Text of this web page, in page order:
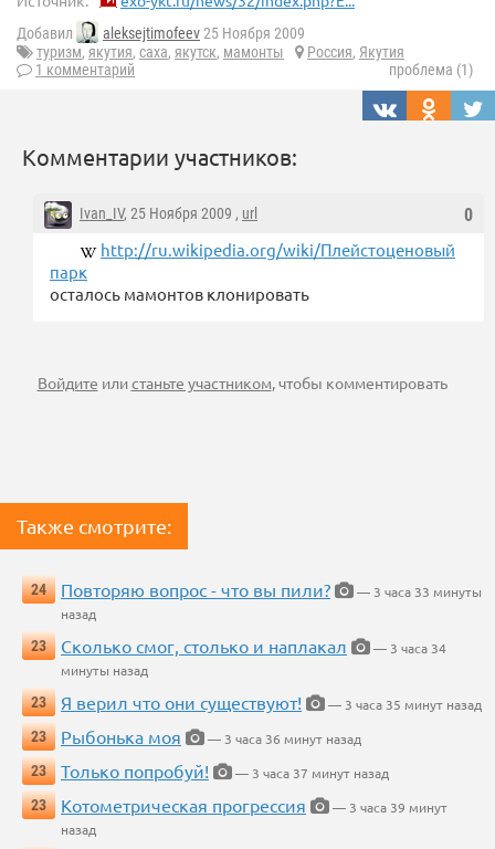
Добавил aleksejtimofeev25 Ноября 2009
туризм, якутия, саха, якутск, мамонты Россия, Якутия
1 комментарий
проблема (1)
Комментарии участников:
0
Ivan_IV, 25 Ноября 2009 , url
http://ru.wikipedia.org/wiki/Плейстоценовый
парк
осталось мамонтов клонировать
Войдите илистаньте участником, чтобы комментировать
Также смотрите:
24 Повторяю вопрос - что вы пили?
— 3 часа 33 минуты
назад
23
Сколько смог, столько и наплакал
— 3 часа 34
минуты назад
23
Я верил что они существуют!
— 3 часа 35 минут назад
23
Рыбонька моя
— 3 часа 36 минут назад
23
Только попробуй!
— 3 часа 37 минут назад
23
Котометрическая прогрессия
— 3 часа 39 минут
назад